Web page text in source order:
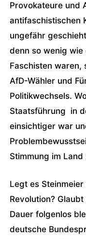
Provokateure und
antifaschistischen
ungefähr
denn so wenig wie
Faschisten waren,
AfD-Wähler und
Politikwechsels.
Staatsführung in
einsichtiger war
Stimmung im
Legt es
Revolution?
Dauer folgenlos
deutsche